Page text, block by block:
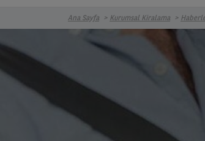
Ana Sayfa Kurumsal Kiralama